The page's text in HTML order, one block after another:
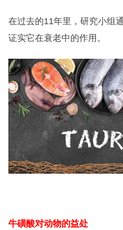
在过去的11年里，研究小组
证实它在衰老中的作用。
牛磺酸对动物的益处